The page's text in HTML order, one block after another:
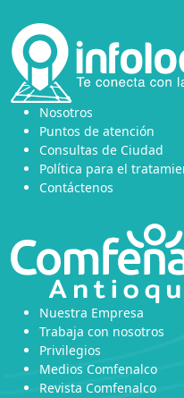
Nosotros
Puntos de atención
Consultas de Ciudad
Política para el
Contáctenos
Nuestra Empresa
Trabaja con nosotros
Privilegios
Medios Comfenalco
Revista Comfenalco